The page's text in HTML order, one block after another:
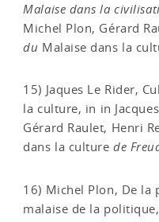
Malaise dans la
Michel Plon, Gérard
du Malaise dans la
15) Jaques Le Rider,
la culture, in in
Gérard Raulet, Henri
dans la culture de
16) Michel Plon, De la
malaise de la